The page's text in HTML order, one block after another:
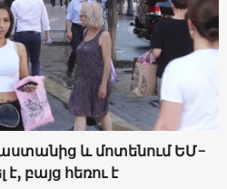
և մոտենում ԵՄ-
բայց հեռու է